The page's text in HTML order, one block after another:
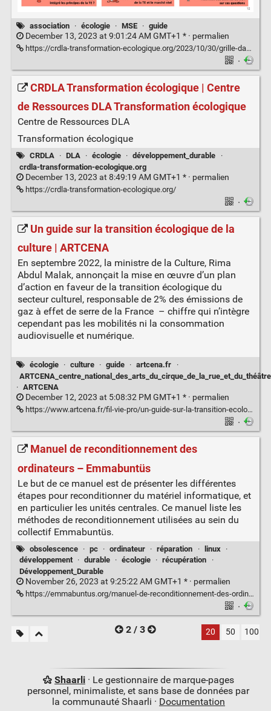
association · écologie · MSE · guide
December 13, 2023 at 9:01:24 AM GMT+1 * · permalien
https://crdla-transformation-ecologique.org/2023/10/30/grille-danalyse-transformation-ecologique-et-modeles-socio-economique-des-associations/
·
CRDLA Transformation écologique | Centre
de Ressources DLA Transformation écologique
Centre de Ressources DLA
Transformation écologique
CRDLA · DLA · écologie · développement_durable
·
crdla-transformation-ecologique.org
December 13, 2023 at 8:49:19 AM GMT+1 * · permalien
https://crdla-transformation-ecologique.org/
·
Un guide sur la transition écologique de la
culture | ARTCENA
En septembre 2022, la ministre de la Culture, Rima
Abdul Malak, annonçait la mise en œuvre d’un plan
d’action en faveur de la transition écologique du
secteur culturel, responsable de 2% des émissions de
gaz à effet de serre de la France – chiffre qui n’intègre
cependant pas les mobilités ni la consommation
audiovisuelle et numérique.
écologie · culture · guide · artcena.fr
·
ARTCENA_centre_national_des_arts_du_cirque_de_la_rue_et_du_théâtre
· ARTCENA
December 12, 2023 at 5:08:32 PM GMT+1 * · permalien
https://www.artcena.fr/fil-vie-pro/un-guide-sur-la-transition-ecologique-de-la-culture
·
Manuel de reconditionnement des
ordinateurs – Emmabuntüs
Le but de ce manuel est de présenter les différentes
étapes pour reconditionner du matériel informatique, et
en particulier les unités centrales. Ce manuel liste les
méthodes de reconditionnement utilisées au sein du
collectif Emmabuntüs.
obsolescence · pc · ordinateur · réparation · linux
·
développement
· durable · écologie · récupération
·
Développement_Durable
November 26, 2023 at 9:25:22 AM GMT+1 * · permalien
https://emmabuntus.org/manuel-de-reconditionnement-des-ordinateurs/
·
2 / 3
20 50 100
Shaarli· Le gestionnaire de marque-pages
personnel, minimaliste, et sans base de données par
la communauté Shaarli · Documentation